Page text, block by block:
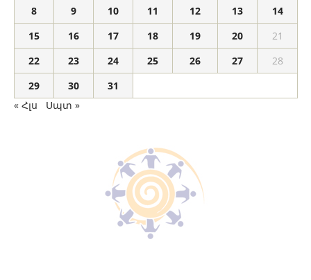
8
9 10 11 12 13
14
15
16 17 18 19 20
21
22
23 24 25 26 27
28
29
30
31
« Հլս
Սպտ »